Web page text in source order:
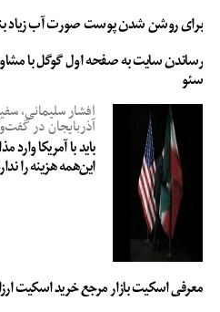
برای روشن شدن پوست صورت آب زیاد
رساندن سایت به صفحه اول گوگل با
سئو
افشار سلیمانی،
آذربایجان در
باید با آمریکا
این‌همه هزینه را
معرفی اسکیت بازار مرجع خرید اسکیت